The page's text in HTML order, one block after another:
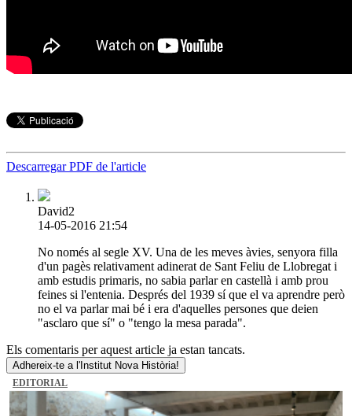
Descarregar PDF de l'article
David2
14-05-2016 21:54
No només al segle XV. Una de les meves àvies, senyora filla
d'un pagès relativament adinerat de Sant Feliu de Llobregat i
amb estudis primaris, no sabia parlar en castellà i amb prou
feines si l'entenia. Després del 1939 sí que el va aprendre però
no el va parlar mai bé i era d'aquelles persones que deien
"asclaro que sí" o "tengo la mesa parada".
Els comentaris per aquest article ja estan tancats.
Adhereix-te a l'Institut Nova Història!
EDITORIAL